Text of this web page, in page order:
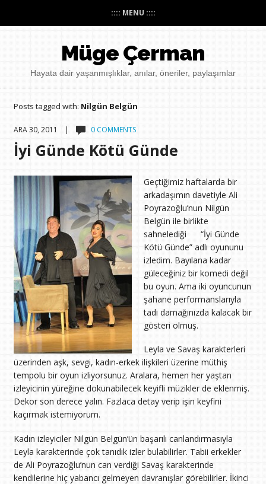
:::: MENU ::::
Müge Çerman
Hayata dair yaşanmışlıklar, anılar, öneriler, paylaşımlar
Posts tagged with: Nilgün Belgün
ARA 30, 2011 | 0 COMMENTS
İyi Günde Kötü Günde
Geçtiğimiz haftalarda bir
arkadaşımın davetiyle Ali
Poyrazoğlu’nun Nilgün
Belgün ile birlikte
sahnelediği “İyi Günde
Kötü Günde” adlı oyununu
izledim. Bayılana kadar
güleceğiniz bir komedi değil
bu oyun. Ama iki oyuncunun
şahane performanslarıyla
tadı damağınızda kalacak bir
gösteri olmuş.
Leyla ve Savaş karakterleri
üzerinden aşk, sevgi, kadın-erkek ilişkileri üzerine müthiş
tempolu bir oyun izliyorsunuz. Aralara, hemen her yaştan
izleyicinin yüreğine dokunabilecek keyifli müzikler de eklenmiş.
Dekor son derece yalın. Fazlaca detay verip işin keyfini
kaçırmak istemiyorum.
Kadın izleyiciler Nilgün Belgün’ün başarılı canlandırmasıyla
Leyla karakterinde çok tanıdık izler bulabilirler. Tabii erkekler
de Ali Poyrazoğlu’nun can verdiği Savaş karakterinde
kendilerine hiç yabancı gelmeyen davranışlar görebilirler. İkinci